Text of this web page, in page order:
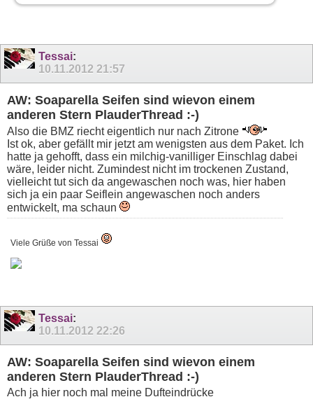
Tessai:
10.11.2012 21:57
AW: Soaparella Seifen sind wievon einem
anderen Stern PlauderThread :-)
Also die BMZ riecht eigentlich nur nach Zitrone
Ist ok, aber gefällt mir jetzt am wenigsten aus dem Paket. Ich
hatte ja gehofft, dass ein milchig-vanilliger Einschlag dabei
wäre, leider nicht. Zumindest nicht im trockenen Zustand,
vielleicht tut sich da angewaschen noch was, hier haben
sich ja ein paar Seiflein angewaschen noch anders
entwickelt, ma schaun
Viele Grüße von Tessai
Tessai:
10.11.2012 22:26
AW: Soaparella Seifen sind wievon einem
anderen Stern PlauderThread :-)
Ach ja hier noch mal meine Dufteindrücke